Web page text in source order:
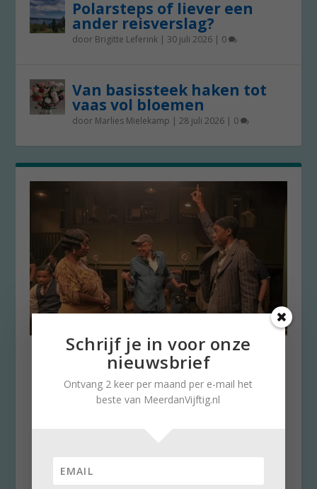
Polarsteps of liever een
ander reisverslag?
door Brigitte Leferink | 30 juli 2026 | 0
Van basissteek haken tot
vaas vol bloemen
door Marlies Mielekamp |28 juli 2026 | 0
Ma Rainey’s Black Bottom:
Kijken en opletten!
Karin de Lange|14 mei 2021| 0
Schrijf je in voor onze
nieuwsbrief
Ontvang 2 keer per maand per e-mail het
beste van MeerdanVijftig.nl